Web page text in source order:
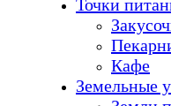
Точки
Кафе
Земельные